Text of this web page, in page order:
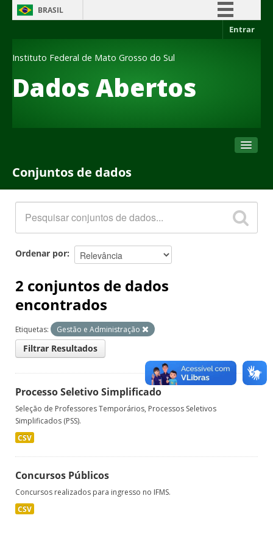
BRASIL
Acesso à informação
Canais
Entrar
Dados Abertos
Instituto Federal de Mato Grosso do Sul
Conjuntos de dados
Organizações
Sobre
Conjuntos de dados
Ordenar por
2 conjuntos de dados
encontrados
Etiquetas: Gestão e Administração
Filtrar Resultados
Processo Seletivo Simplificado
Seleção de Professores Temporários, Processos Seletivos
Simplificados (PSS).
CSV
Concursos Públicos
Concursos realizados para ingresso no IFMS.
CSV